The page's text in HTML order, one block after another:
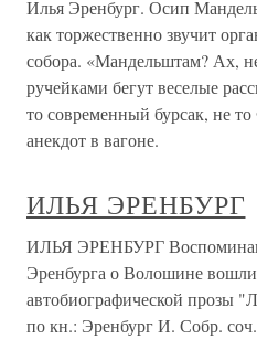
Илья Эренбург. Осип
как торжественно звучит
собора. «Мандельштам? Ах,
ручейками бегут веселые
то современный бурсак, не
анекдот в вагоне.
ИЛЬЯ ЭРЕНБУРГ
ИЛЬЯ ЭРЕНБУРГ
Эренбурга о Волошине
автобиографической прозы
по кн.: Эренбург И. Собр.